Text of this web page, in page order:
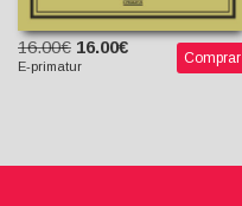
16.00€ 16.00€
E-primatur Comprar